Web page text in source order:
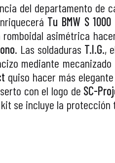
del departamento de
Tu BMW S 1000
asimétrica
. Las soldaduras T.I.G.,
mediante mecanizado
quiso hacer más
con el logo de SC-
se incluye la protección